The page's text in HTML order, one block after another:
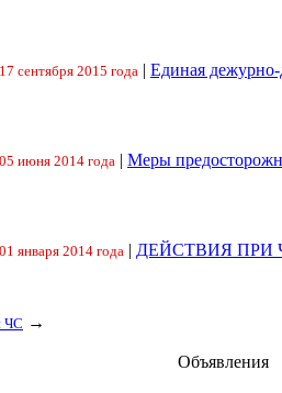
17 сентября 2015 года | Единая
05 июня 2014 года | Меры
01 января 2014 года | ДЕЙСТВИЯ ПРИ
ЧС →
Объявления